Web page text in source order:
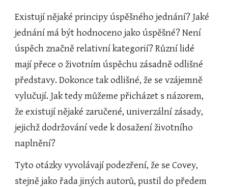
Existují nějaké principy úspěšného jednání? Jaké
jednání má být hodnoceno jako úspěšné? Není
úspěch značně relativní kategorií? Různí lidé
mají přece o životním úspěchu zásadně odlišné
představy. Dokonce tak odlišné, že se vzájemně
vylučují. Jak tedy můžeme přicházet s názorem,
že existují nějaké zaručené, univerzální zásady,
jejichž dodržování vede k dosažení životního
naplnění?
Tyto otázky vyvolávají podezření, že se Covey,
stejně jako řada jiných autorů, pustil do předem